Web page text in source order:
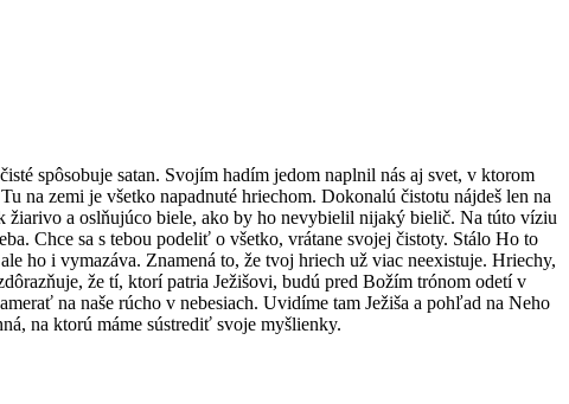
spôsobuje satan. Svojím hadím jedom naplnil nás aj svet, v ktorom
na zemi je všetko napadnuté hriechom. Dokonalú čistotu nájdeš len na
žiarivo a oslňujúco biele, ako by ho nevybielil nijaký bielič. Na túto víziu
Chce sa s tebou podeliť o všetko, vrátane svojej čistoty. Stálo Ho to
ho i vymazáva. Znamená to, že tvoj hriech už viac neexistuje. Hriechy,
že tí, ktorí patria Ježišovi, budú pred Božím trónom odetí v
na naše rúcho v nebesiach. Uvidíme tam Ježiša a pohľad na Neho
na ktorú máme sústrediť svoje myšlienky.